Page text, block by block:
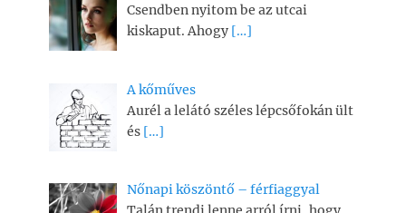
Csendben nyitom be az utcai
kiskaput. Ahogy […]
A kőműves
Aurél a lelátó széles lépcsőfokán ült
és […]
Nőnapi köszöntő – férfiaggyal